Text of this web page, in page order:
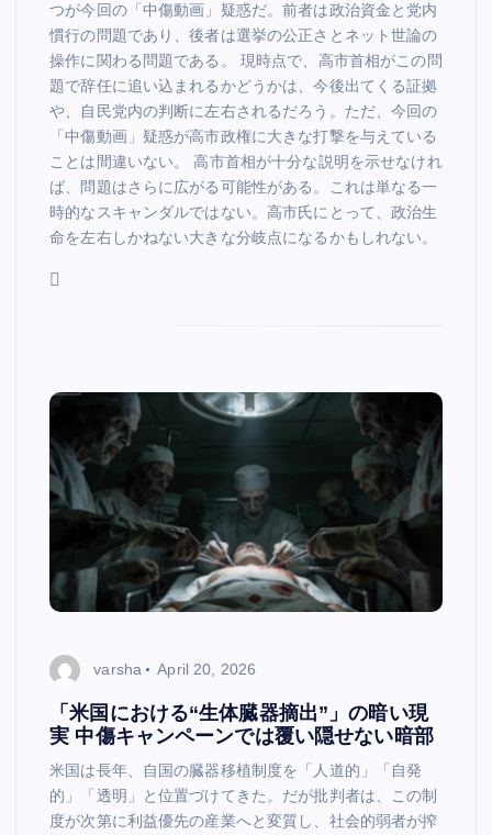
つが今回の「中傷動画」疑惑だ。前者は政治資金と党内
慣行の問題であり、後者は選挙の公正さとネット世論の
操作に関わる問題である。 現時点で、高市首相がこの問
題で辞任に追い込まれるかどうかは、今後出てくる証拠
や、自民党内の判断に左右されるだろう。ただ、今回の
「中傷動画」疑惑が高市政権に大きな打撃を与えている
ことは間違いない。 高市首相が十分な説明を示せなけれ
ば、問題はさらに広がる可能性がある。これは単なる一
時的なスキャンダルではない。高市氏にとって、政治生
命を左右しかねない大きな分岐点になるかもしれない。
varsha April 20, 2026
「米国における“生体臓器摘出”」の暗い現
実 中傷キャンペーンでは覆い隠せない暗部
米国は長年、自国の臓器移植制度を「人道的」「自発
的」「透明」と位置づけてきた。だが批判者は、この制
度が次第に利益優先の産業へと変質し、社会的弱者が搾